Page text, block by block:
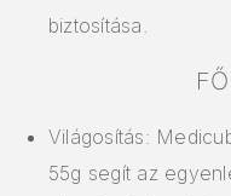
biztosítása.
Világosítás:
55g segít az